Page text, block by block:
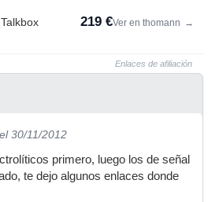
219 €Ver en thomann →
Enlaces de afiliación
el 30/11/2012
primero, luego los de señal
te dejo algunos enlaces donde